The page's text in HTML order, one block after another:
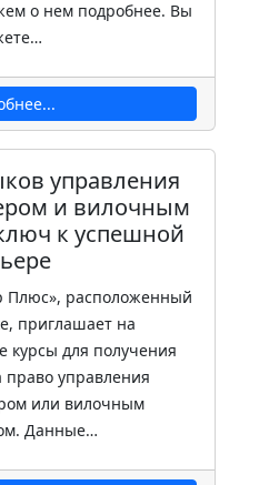
о нем подробнее. Вы
управления
и вилочным
к успешной
Плюс», расположенный
приглашает на
курсы для получения
право управления
или вилочным
Данные…